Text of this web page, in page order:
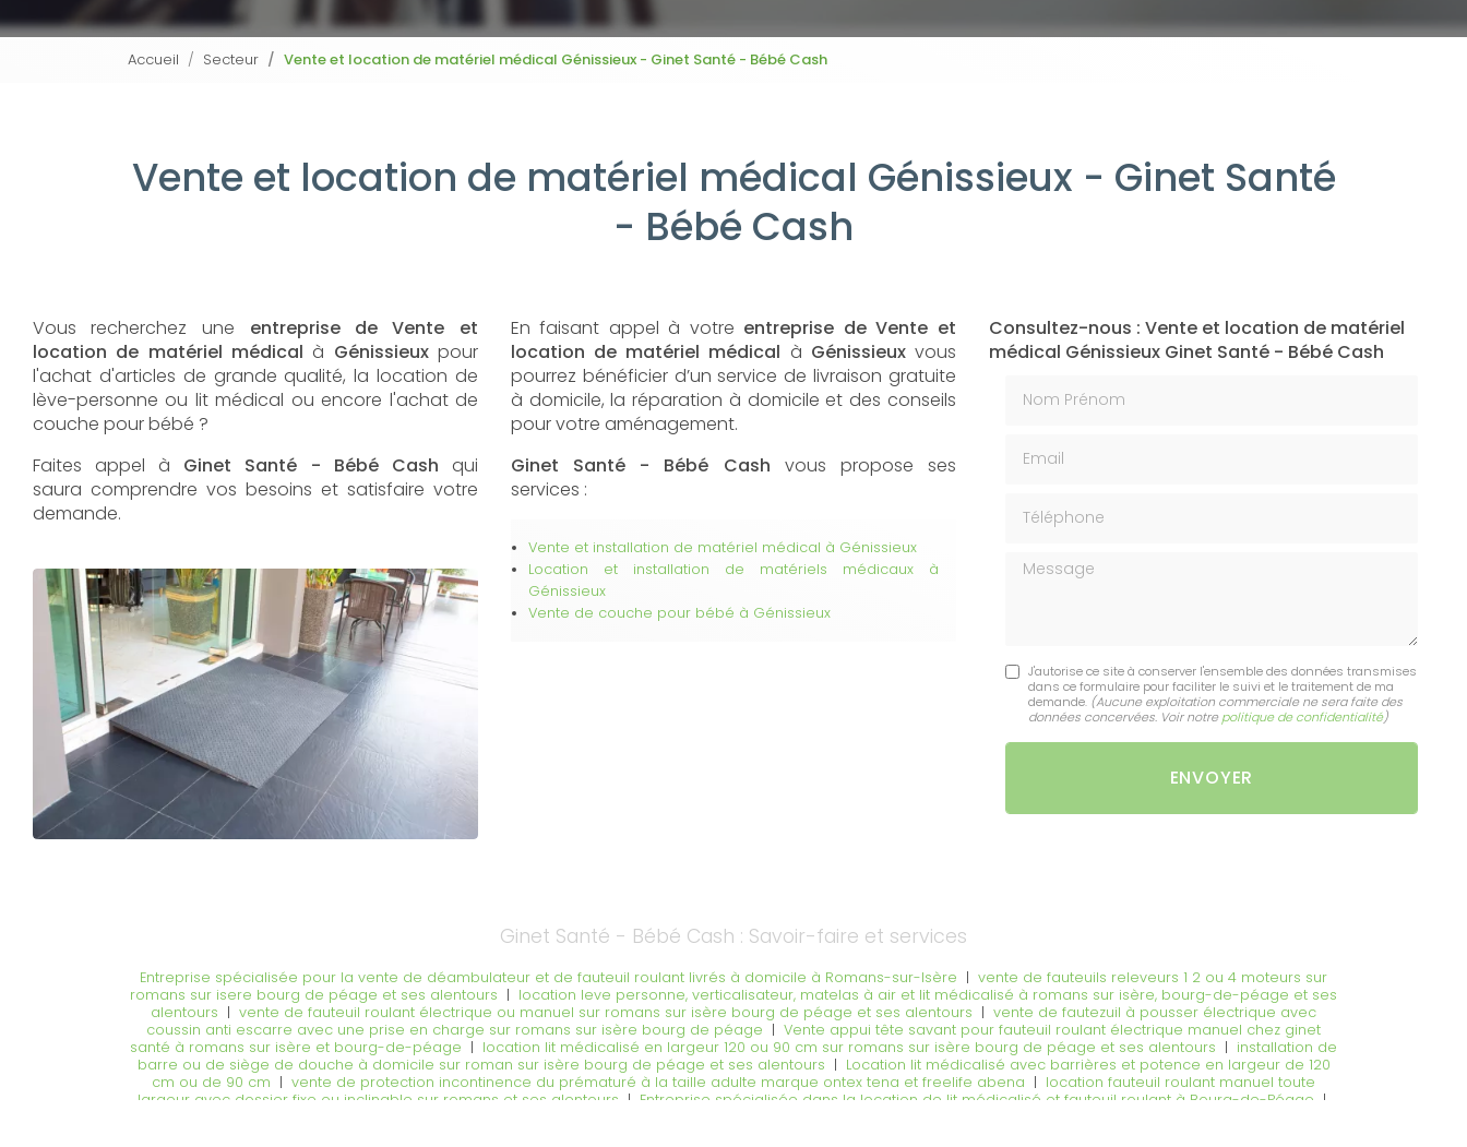
Accueil Secteur Vente et location de matériel médical Génissieux - Ginet Santé - Bébé Cash
Vente et location de matériel médical Génissieux - Ginet Santé
- Bébé Cash
Vous recherchez une entreprise de Vente et
location de matériel médical à Génissieuxpour
l'achat d'articles de grande qualité, la location de
lève-personne ou lit médical ou encore l'achat de
couche pour bébé ?
Faites appel à Ginet Santé - Bébé Cash qui
saura comprendre vos besoins et satisfaire votre
demande.
En faisant appel à votre entreprise de Vente et
location de matériel médical à Génissieuxvous
pourrez bénéficier d’un service de livraison gratuite
à domicile, la réparation à domicile et des conseils
pour votre aménagement.
Ginet Santé - Bébé Cash vous propose ses
services :
Vente et installation de matériel médical à Génissieux
Location et installation de matériels médicaux à
Génissieux
Vente de couche pour bébé à Génissieux
Consultez-nous : Vente et location de matériel
médical Génissieux Ginet Santé - Bébé Cash
Message
J'autorise ce site à conserver l'ensemble des données transmises
dans ce formulaire pour faciliter le suivi et le traitement de ma
demande. (Aucune exploitation commerciale ne sera faite des
données concervées. Voir notre politique de confidentialité)
Ginet Santé - Bébé Cash : Savoir-faire et services
Entreprise spécialisée pour la vente de déambulateur et de fauteuil roulant livrés à domicile à Romans-sur-Isère | vente de fauteuils releveurs 1 2 ou 4 moteurs sur
romans sur isere bourg de péage et ses alentours | location leve personne, verticalisateur, matelas à air et lit médicalisé à romans sur isère, bourg-de-péage et ses
alentours | vente de fauteuil roulant électrique ou manuel sur romans sur isère bourg de péage et ses alentours | vente de fautezuil à pousser électrique avec
coussin anti escarre avec une prise en charge sur romans sur isère bourg de péage | Vente appui tête savant pour fauteuil roulant électrique manuel chez ginet
santé à romans sur isère et bourg-de-péage | location lit médicalisé en largeur 120 ou 90 cm sur romans sur isère bourg de péage et ses alentours | installation de
barre ou de siège de douche à domicile sur roman sur isère bourg de péage et ses alentours | Location lit médicalisé avec barrières et potence en largeur de 120
cm ou de 90 cm | vente de protection incontinence du prématuré à la taille adulte marque ontex tena et freelife abena | location fauteuil roulant manuel toute
largeur avec dossier fixe ou inclinable sur romans et ses alentours | Entreprise spécialisée dans la location de lit médicalisé et fauteuil roulant à Bourg-de-Péage |